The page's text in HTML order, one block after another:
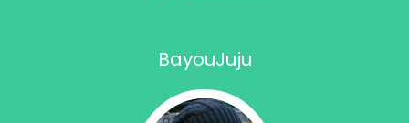
BayouJuju